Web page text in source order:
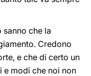
sanno che la
Credono
e che di certo un
e modi che noi non